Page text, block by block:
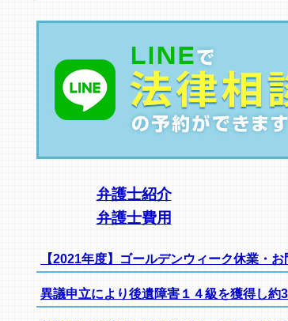
弁護士紹介
弁護士費用
【2021年度】ゴールデンウィーク休業・
異議申立により後遺障害１４級を獲得し約